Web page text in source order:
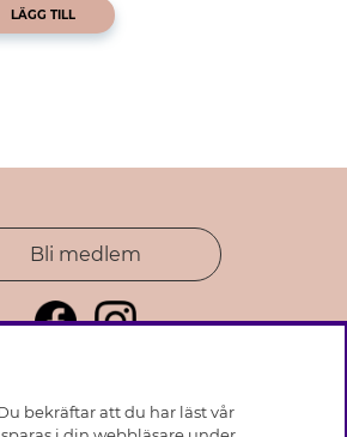
LÄGG TILL
Bli medlem
bekräftar att du har läst vår